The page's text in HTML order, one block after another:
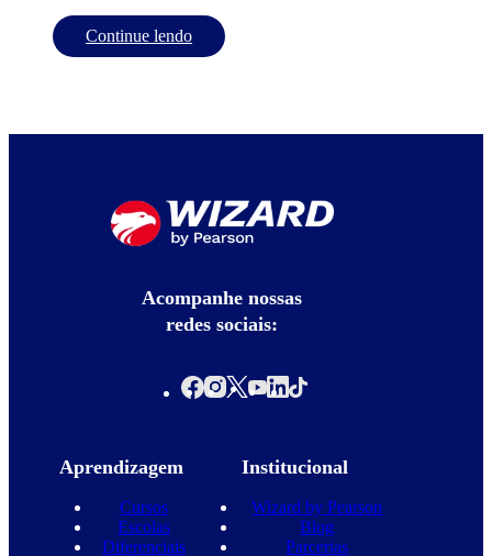
Continue lendo
Acompanhe nossas
redes sociais:
Aprendizagem
Cursos
Escolas
Diferenciais
Institucional
Wizard by Pearson
Blog
Parcerias